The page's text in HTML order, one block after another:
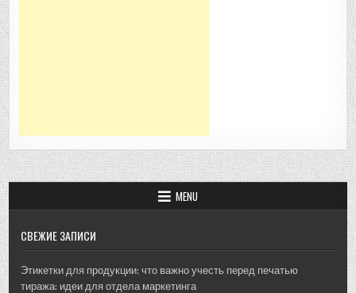
MENU
СВЕЖИЕ ЗАПИСИ
Этикетки для продукции: что важно учесть перед печатью
тиража: идеи для отдела маркетинга